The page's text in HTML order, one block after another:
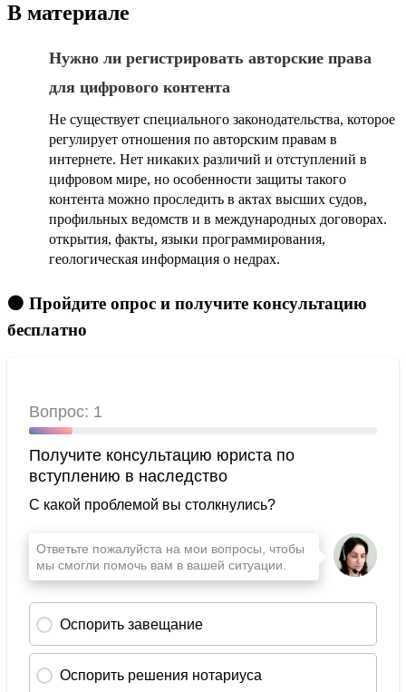
В материале
Нужно ли регистрировать авторские права
для цифрового контента
Не существует специального законодательства, которое
регулирует отношения по авторским правам в
интернете. Нет никаких различий и отступлений в
цифровом мире, но особенности защиты такого
контента можно проследить в актах высших судов,
профильных ведомств и в международных договорах.
открытия, факты, языки программирования,
геологическая информация о недрах.
🟠 Пройдите опрос и получите консультацию
бесплатно